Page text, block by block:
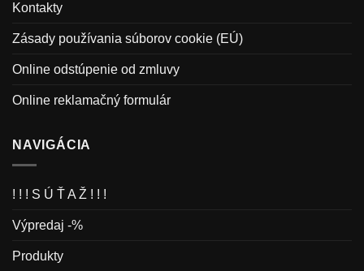
Kontakty
Zásady používania súborov cookie (EÚ)
Online odstúpenie od zmluvy
Online reklamačný formulár
NAVIGÁCIA
! ! ! S Ú Ť A Ž ! ! !
Výpredaj -%
Produkty